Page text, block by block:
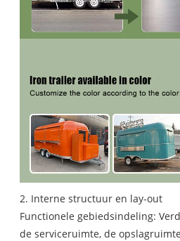
2. Interne structuur en lay-out
Functionele gebiedsindeling:
de serviceruimte, de